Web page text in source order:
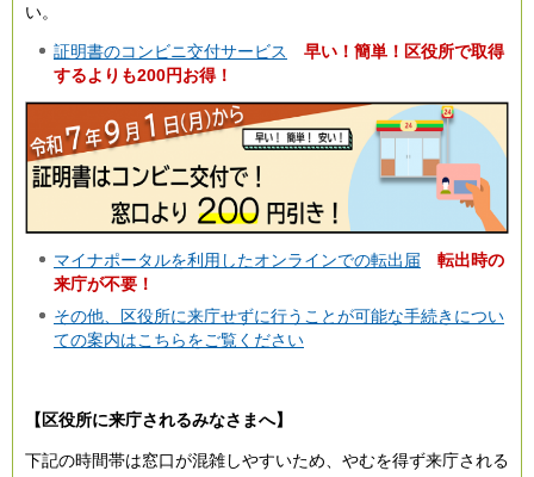
い。
証明書のコンビニ交付サービス
早い！簡単！区役所で取得
するよりも200円お得！
マイナポータルを利用したオンラインでの転出届
転出時の
来庁が不要！
その他、区役所に来庁せずに行うことが可能な手続きについ
ての案内はこちらをご覧ください
【区役所に来庁されるみなさまへ】
下記の時間帯は窓口が混雑しやすいため、やむを得ず来庁される